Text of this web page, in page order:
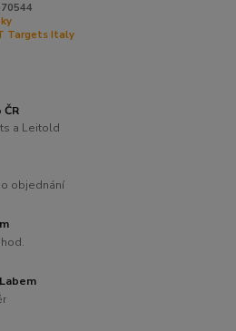
Targets Italy
a Leitold
objednání